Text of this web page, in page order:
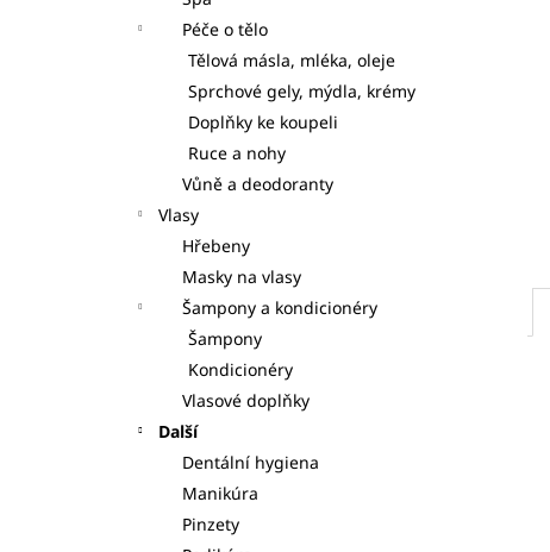
Péče o tělo
Tělová másla, mléka, oleje
Sprchové gely, mýdla, krémy
Doplňky ke koupeli
Ruce a nohy
Vůně a deodoranty
Vlasy
Hřebeny
Masky na vlasy
Šampony a kondicionéry
Šampony
Kondicionéry
Vlasové doplňky
Další
Dentální hygiena
Manikúra
Pinzety
125 Kč